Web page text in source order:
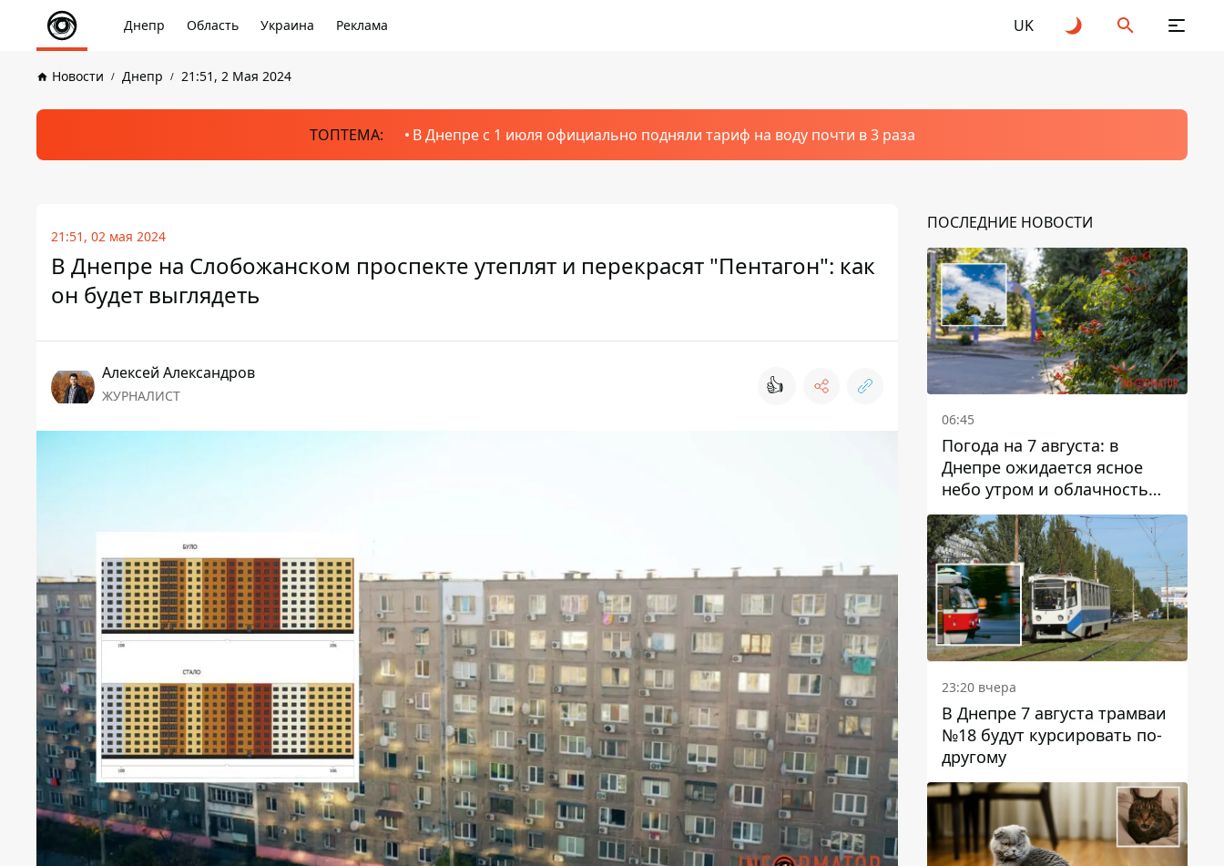
Днепр Область Украина Реклама UK
Новости Днепр 21:51, 2 Мая 2024
ТОПТЕМА: В Днепре с 1 июля официально подняли тариф на воду почти в 3 раза
21:51, 02 мая 2024
В Днепре на Слобожанском проспекте утеплят и перекрасят "Пентагон": как
он будет выглядеть
Алексей Александров
ЖУРНАЛИСТ 👍
ПОСЛЕДНИЕ НОВОСТИ
06:45
Погода на 7 августа: в
Днепре ожидается ясное
небо утром и облачность
после обеда
23:20 вчера
В Днепре 7 августа трамваи
№18 будут курсировать по-
другому